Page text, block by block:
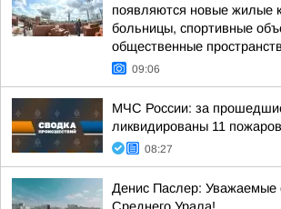
появляются новые жилые
больницы, спортивные
общественные
09:06
МЧС России: за
ликвидированы 11 пожаров
08:27
Денис Паслер: Уважаемые